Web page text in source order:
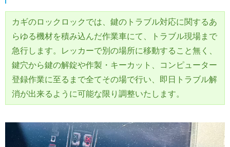
カギのロックロックでは、鍵のトラブル対応に関するあ
らゆる機材を積み込んだ作業車にて、トラブル現場まで
急行します。レッカーで別の場所に移動すること無く、
鍵穴から鍵の解錠や作製・キーカット、コンピューター
登録作業に至るまで全てその場で行い、即日トラブル解
消が出来るように可能な限り調整いたします。